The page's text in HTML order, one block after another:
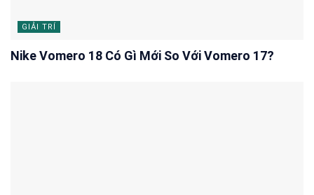
GIẢI TRÍ
Nike Vomero 18 Có Gì Mới So Với Vomero 17?